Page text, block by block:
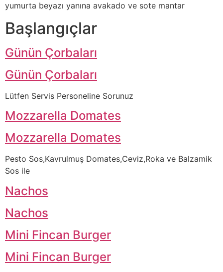
yumurta beyazı yanına avakado ve sote mantar
Başlangıçlar
Günün Çorbaları
Günün Çorbaları
Lütfen Servis Personeline Sorunuz
Mozzarella Domates
Mozzarella Domates
Pesto Sos,Kavrulmuş Domates,Ceviz,Roka ve Balzamik
Sos ile
Nachos
Nachos
Mini Fincan Burger
Mini Fincan Burger